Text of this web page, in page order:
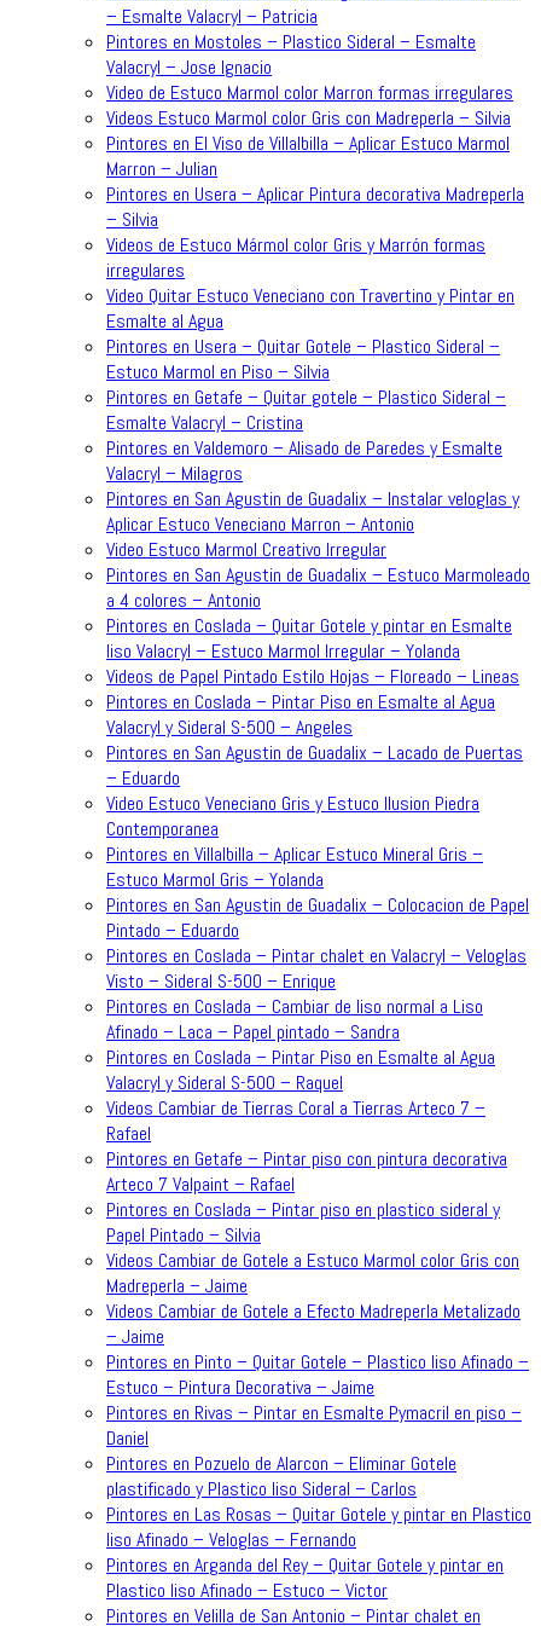
– Esmalte Valacryl – Patricia
Pintores en Mostoles – Plastico Sideral – Esmalte
Valacryl – Jose Ignacio
Video de Estuco Marmol color Marron formas irregulares
Videos Estuco Marmol color Gris con Madreperla – Silvia
Pintores en El Viso de Villalbilla – Aplicar Estuco Marmol
Marron – Julian
Pintores en Usera – Aplicar Pintura decorativa Madreperla
– Silvia
Videos de Estuco Mármol color Gris y Marrón formas
irregulares
Video Quitar Estuco Veneciano con Travertino y Pintar en
Esmalte al Agua
Pintores en Usera – Quitar Gotele – Plastico Sideral –
Estuco Marmol en Piso – Silvia
Pintores en Getafe – Quitar gotele – Plastico Sideral –
Esmalte Valacryl – Cristina
Pintores en Valdemoro – Alisado de Paredes y Esmalte
Valacryl – Milagros
Pintores en San Agustin de Guadalix – Instalar veloglas y
Aplicar Estuco Veneciano Marron – Antonio
Video Estuco Marmol Creativo Irregular
Pintores en San Agustin de Guadalix – Estuco Marmoleado
a 4 colores – Antonio
Pintores en Coslada – Quitar Gotele y pintar en Esmalte
liso Valacryl – Estuco Marmol Irregular – Yolanda
Videos de Papel Pintado Estilo Hojas – Floreado – Lineas
Pintores en Coslada – Pintar Piso en Esmalte al Agua
Valacryl y Sideral S-500 – Angeles
Pintores en San Agustin de Guadalix – Lacado de Puertas
– Eduardo
Video Estuco Veneciano Gris y Estuco Ilusion Piedra
Contemporanea
Pintores en Villalbilla – Aplicar Estuco Mineral Gris –
Estuco Marmol Gris – Yolanda
Pintores en San Agustin de Guadalix – Colocacion de Papel
Pintado – Eduardo
Pintores en Coslada – Pintar chalet en Valacryl – Veloglas
Visto – Sideral S-500 – Enrique
Pintores en Coslada – Cambiar de liso normal a Liso
Afinado – Laca – Papel pintado – Sandra
Pintores en Coslada – Pintar Piso en Esmalte al Agua
Valacryl y Sideral S-500 – Raquel
Videos Cambiar de Tierras Coral a Tierras Arteco 7 –
Rafael
Pintores en Getafe – Pintar piso con pintura decorativa
Arteco 7 Valpaint – Rafael
Pintores en Coslada – Pintar piso en plastico sideral y
Papel Pintado – Silvia
Videos Cambiar de Gotele a Estuco Marmol color Gris con
Madreperla – Jaime
Videos Cambiar de Gotele a Efecto Madreperla Metalizado
– Jaime
Pintores en Pinto – Quitar Gotele – Plastico liso Afinado –
Estuco – Pintura Decorativa – Jaime
Pintores en Rivas – Pintar en Esmalte Pymacril en piso –
Daniel
Pintores en Pozuelo de Alarcon – Eliminar Gotele
plastificado y Plastico liso Sideral – Carlos
Pintores en Las Rosas – Quitar Gotele y pintar en Plastico
liso Afinado – Veloglas – Fernando
Pintores en Arganda del Rey – Quitar Gotele y pintar en
Plastico liso Afinado – Estuco – Victor
Pintores en Velilla de San Antonio – Pintar chalet en